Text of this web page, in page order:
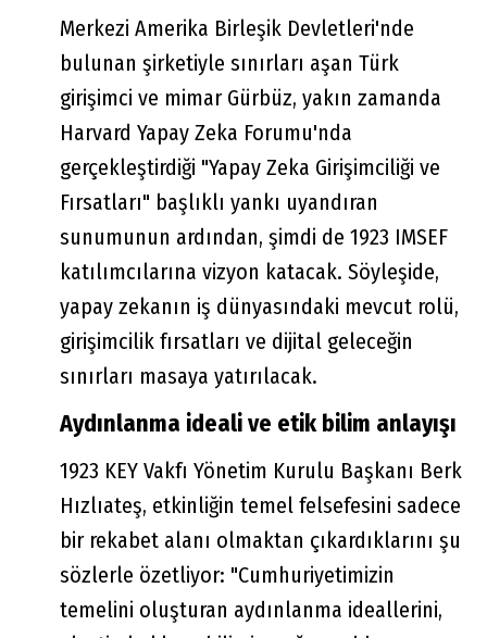
Merkezi Amerika Birleşik Devletleri'nde
bulunan şirketiyle sınırları aşan Türk
girişimci ve mimar Gürbüz, yakın zamanda
Harvard Yapay Zeka Forumu'nda
gerçekleştirdiği "Yapay Zeka Girişimciliği ve
Fırsatları" başlıklı yankı uyandıran
sunumunun ardından, şimdi de 1923 IMSEF
katılımcılarına vizyon katacak. Söyleşide,
yapay zekanın iş dünyasındaki mevcut rolü,
girişimcilik fırsatları ve dijital geleceğin
sınırları masaya yatırılacak.
Aydınlanma ideali ve etik bilim anlayışı
1923 KEY Vakfı Yönetim Kurulu Başkanı Berk
Hızlıateş, etkinliğin temel felsefesini sadece
bir rekabet alanı olmaktan çıkardıklarını şu
sözlerle özetliyor: "Cumhuriyetimizin
temelini oluşturan aydınlanma ideallerini,